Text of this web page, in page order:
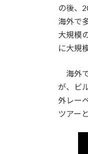
の後、
海外で
大規模
に大規
海外
が、ビ
外レー
ツアー